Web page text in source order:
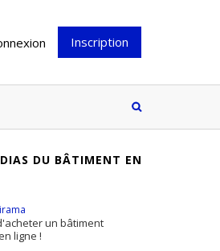
Inscription
de bains : gagner
DU BÂTIMENT EN
un bâtiment
ligne !